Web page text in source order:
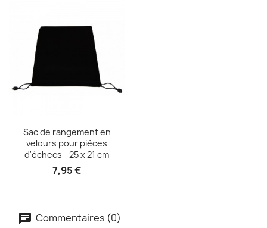
Aperçu rapide
Sac de rangement en
velours pour pièces
d'échecs - 25 x 21 cm
7,95 €
Commentaires (0)